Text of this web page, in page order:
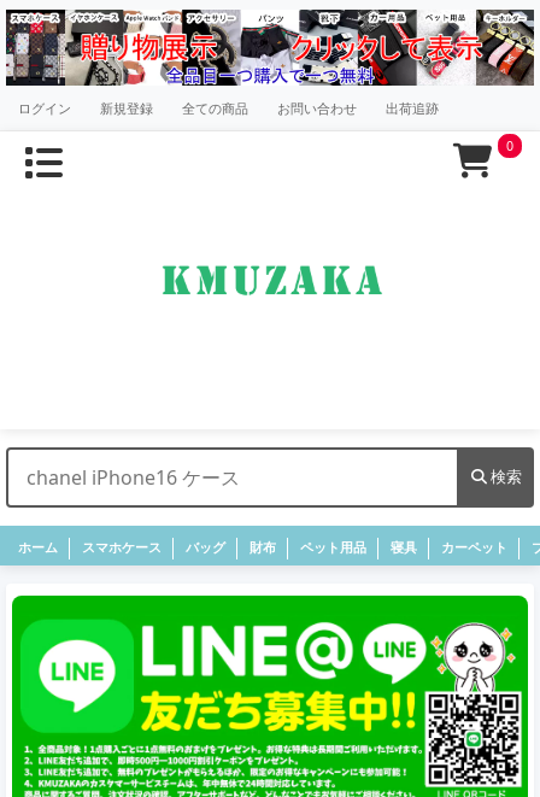
ログイン 新規登録 全ての商品 お問い合わせ 出荷追跡
0
検索
ホーム スマホケース バッグ 財布 ペット用品 寝具 カーペット